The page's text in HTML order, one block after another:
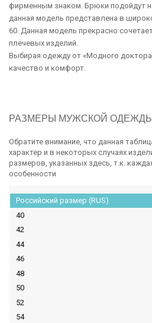
фирменным знаком. Брюки подойдут
данная модель представлена в
60. Данная модель прекрасно
плечевых изделий.
Выбирая одежду от «Модного
качество и комфорт.
РАЗМЕРЫ МУЖСКОЙ ОДЕЖДЫ
Обратите внимание, что данная
характер и в некоторых случаях
размеров, указанных здесь, т.к.
особенности
Российский размер (RUS)
40
42
44
46
48
50
52
54